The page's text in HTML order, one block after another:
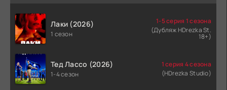
Лаки (2026)
1 сезон
1-5 серия 1 сезона
(Дубляж HDrezka St.
18+)
Тед Лассо (2026)
1-4 сезон
1 серия 4 сезона
(HDrezka Studio)